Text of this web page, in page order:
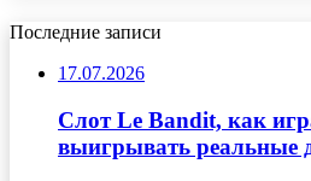
Последние записи
17.07.2026
Слот Le Bandit, как
выигрывать реальные